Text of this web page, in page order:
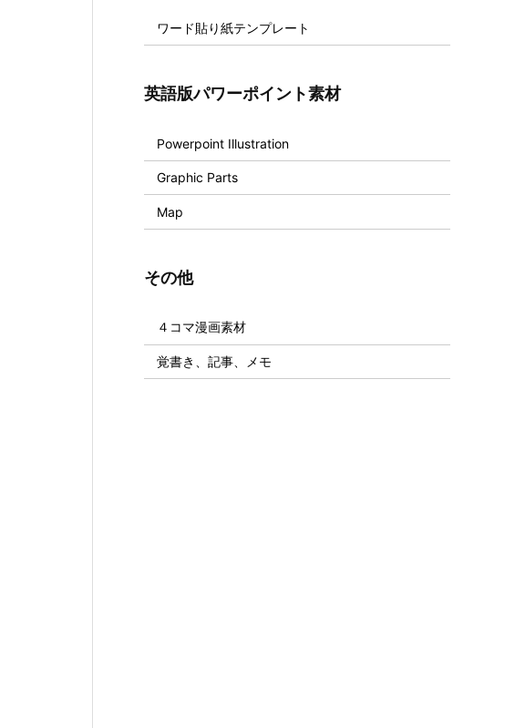
ワード貼り紙テンプレート
英語版パワーポイント素材
Powerpoint Illustration
Graphic Parts
Map
その他
４コマ漫画素材
覚書き、記事、メモ